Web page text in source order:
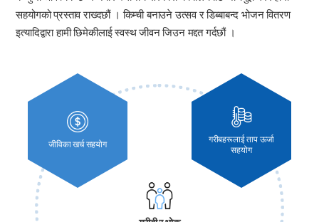
सहयोगको प्रस्ताव राख्दछौं । किम्ची बनाउने उत्सव र डिब्बाबन्द भोजन वितरण
इत्यादिद्वारा हामी छिमेकीलाई स्वस्थ जीवन जिउन मद्दत गर्दछौं ।
जीविका खर्च सहयोग
गरीबहरूलाई ताप ऊर्जा
सहयोग